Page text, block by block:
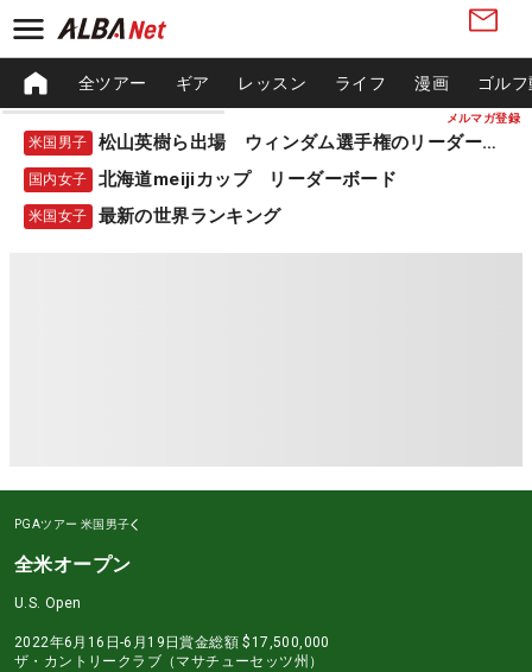
メルマガ登録
全ツアー ギア レッスン ライフ 漫画 ゴル
米国男子 松山英樹ら出場 ウィンダム選手権のリーダーボード
国内女子 北海道meijiカップ リーダーボード
米国女子 最新の世界ランキング
PGAツアー 米国男子
全米オープン
U.S. Open
2022年6月16日-6月19日賞金総額 $17,500,000
ザ・カントリークラブ（マサチューセッツ州）